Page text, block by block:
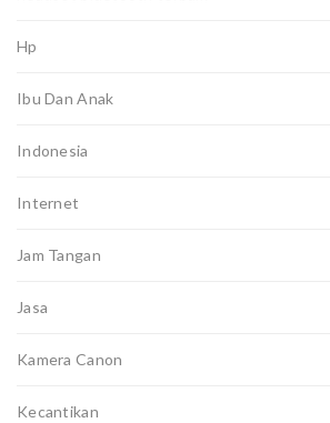
Hp
Ibu Dan Anak
Indonesia
Internet
Jam Tangan
Jasa
Kamera Canon
Kecantikan